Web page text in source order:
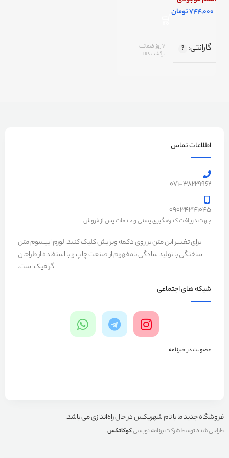
تومان
گارانتی
7 روز ضمانت
برگشت کالا
اطلاعات تماس
071-38229962
09034341045
جهت دریافت کدرهگیری پستی و خدمات پس از فروش
برای تغییر این متن بر روی دکمه ویرایش کلیک کنید. لورم ایپسوم متن
ساختگی با تولید سادگی نامفهوم از صنعت چاپ و با استفاده از طراحان
گرافیک است.
شبکه های اجتماعی
عضویت در خبرنامه
فروشگاه جدید ما با نام شهریکس در حال راه‌اندازی می باشد.
طراحی شده توسط شرکت برنامه نویسیکوکاتکس